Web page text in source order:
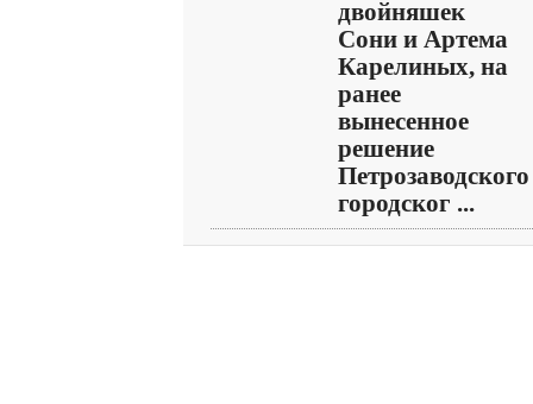
двойняшек
Сони и Артема
Карелиных, на
ранее
вынесенное
решение
Петрозаводского
городског ...